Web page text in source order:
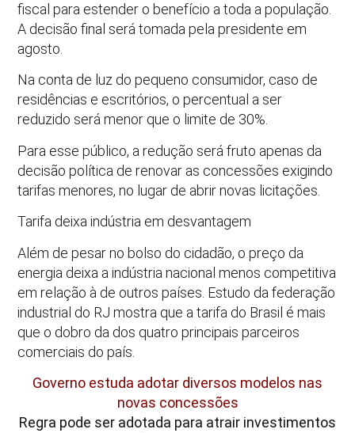
fiscal para estender o benefício a toda a população.
A decisão final será tomada pela presidente em
agosto.
Na conta de luz do pequeno consumidor, caso de
residências e escritórios, o percentual a ser
reduzido será menor que o limite de 30%.
Para esse público, a redução será fruto apenas da
decisão política de renovar as concessões exigindo
tarifas menores, no lugar de abrir novas licitações.
Tarifa deixa indústria em desvantagem
Além de pesar no bolso do cidadão, o preço da
energia deixa a indústria nacional menos competitiva
em relação à de outros países. Estudo da federação
industrial do RJ mostra que a tarifa do Brasil é mais
que o dobro da dos quatro principais parceiros
comerciais do país.
Governo estuda adotar diversos modelos nas
novas concessões
Regra pode ser adotada para atrair investimentos